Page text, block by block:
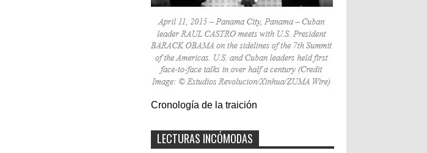
Cronología de la traición
LECTURAS INCÓMODAS